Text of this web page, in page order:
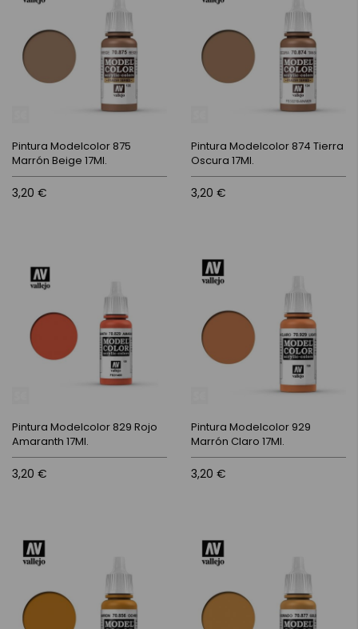
Pintura Modelcolor 875
Marrón Beige 17Ml.
3,20 €
Pintura Modelcolor 874 Tierra
Oscura 17Ml.
3,20 €
Pintura Modelcolor 829 Rojo
Amaranth 17Ml.
3,20 €
Pintura Modelcolor 929
Marrón Claro 17Ml.
3,20 €